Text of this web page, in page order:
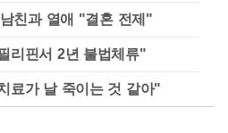
친과 열애 "결혼 전제"
리핀서 2년 불법체류"
료가 날 죽이는 것 같아"